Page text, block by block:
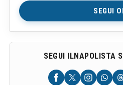
SEGUI
SEGUI ILNAPOLISTA